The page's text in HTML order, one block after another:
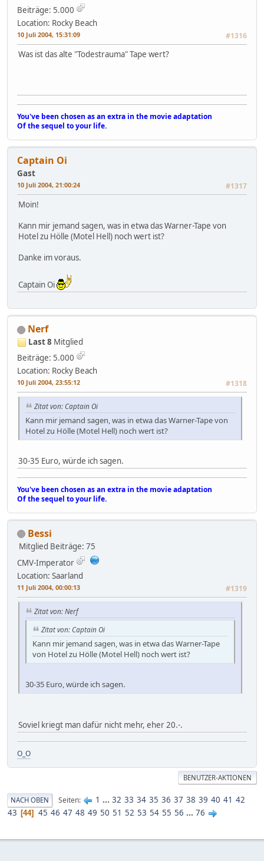
Beiträge: 5.000
Location: Rocky Beach
10 Juli 2004, 15:31:09 #1316
Was ist das alte "Todestrauma" Tape wert?
You've been chosen as an extra in the movie adaptation
Of the sequel to your life.
Captain Oi
Gast
10 Juli 2004, 21:00:24 #1317
Moin!
Kann mir jemand sagen, was in etwa das Warner-Tape von
Hotel zu Hölle (Motel Hell) noch wert ist?
Danke im voraus.
Captain Oi
Nerf
Last 8 Mitglied
Beiträge: 5.000
Location: Rocky Beach
10 Juli 2004, 23:55:12 #1318
Zitat von: Captain Oi
Kann mir jemand sagen, was in etwa das Warner-Tape von
Hotel zu Hölle (Motel Hell) noch wert ist?
30-35 Euro, würde ich sagen.
You've been chosen as an extra in the movie adaptation
Of the sequel to your life.
Bessi
Mitglied Beiträge: 75
CMV-Imperator
Location: Saarland
11 Juli 2004, 00:00:13 #1319
Zitat von: Nerf
Zitat von: Captain Oi
Kann mir jemand sagen, was in etwa das Warner-Tape
von Hotel zu Hölle (Motel Hell) noch wert ist?
30-35 Euro, würde ich sagen.
Soviel kriegt man dafür nicht mehr, eher 20.-.
O_O
BENUTZER-AKTIONEN
NACH OBEN Seiten 1 ... 32 33 34 35 36 37 38 39 40 41 42
43
44 45 46 47 48 49 50 51 52 53 54 55 56 ... 76